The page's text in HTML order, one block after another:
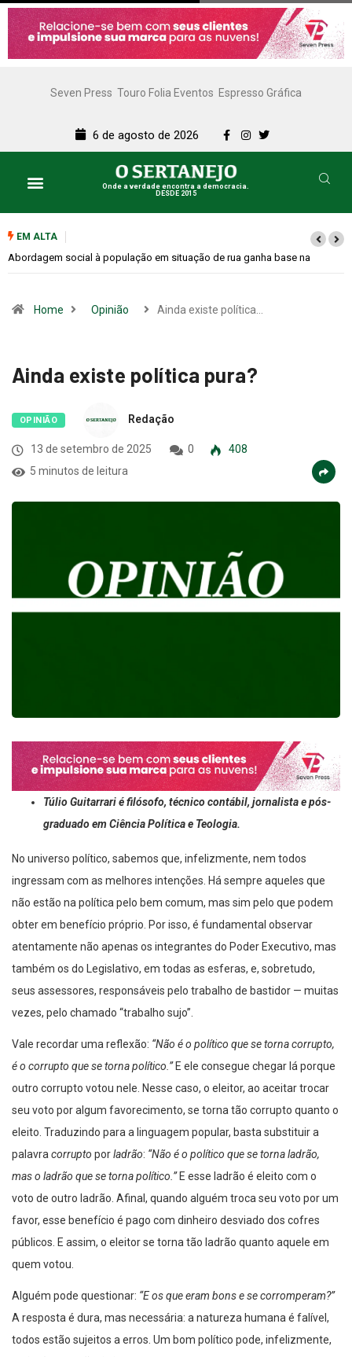
Seven Press Touro Folia Eventos Espresso Gráfica
6 de agosto de 2026
Onde a verdade encontra a democracia.
DESDE 2015
EM ALTA Cemitérios terão horário especial e missas no Dia dos Pais
13 de setembro de 2025
5 minutos de leitura
Túlio Guitarrari é filósofo, técnico contábil, jornalista e pós-
graduado em Ciência Política e Teologia.
ingressam com as melhores intenções. Há sempre aqueles que
não estão na política pelo bem comum, mas sim pelo que podem
obter em benefício próprio. Por isso, é fundamental observar
atentamente não apenas os integrantes do Poder Executivo, mas
também os do Legislativo, em todas as esferas, e, sobretudo,
seus assessores, responsáveis pelo trabalho de bastidor — muitas
vezes, pelo chamado “trabalho sujo”.
é o corrupto que se torna político.”E ele consegue chegar lá porque
outro corrupto votou nele. Nesse caso, o eleitor, ao aceitar trocar
seu voto por algum favorecimento, se torna tão corrupto quanto o
eleito. Traduzindo para a linguagem popular, basta substituir a
palavracorruptoporladrão:“Não é o político que se torna ladrão,
mas o ladrão que se torna político.”E esse ladrão é eleito com o
voto de outro ladrão. Afinal, quando alguém troca seu voto por um
favor, esse benefício é pago com dinheiro desviado dos cofres
públicos. E assim, o eleitor se torna tão ladrão quanto aquele em
quem votou.
A resposta é dura, mas necessária: a natureza humana é falível,
todos estão sujeitos a erros. Um bom político pode, infelizmente,
ceder à tentação de levar vantagem ou trocar seu voto em